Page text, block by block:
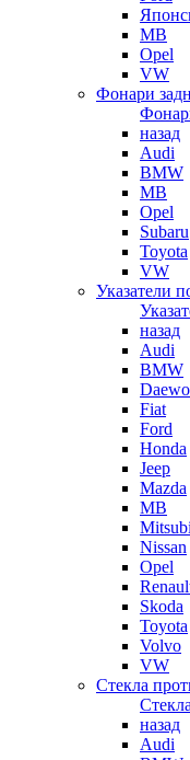
MB
Opel
VW
Фонари
назад
Audi
BMW
MB
Opel
Subaru
Toyota
VW
Указатели
назад
Audi
BMW
Fiat
Ford
Honda
Jeep
Mazda
MB
Nissan
Opel
Skoda
Toyota
Volvo
VW
Стекла
назад
Audi